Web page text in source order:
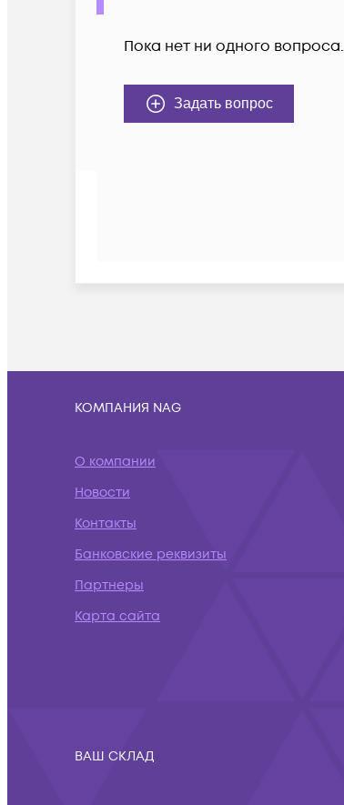
Пока нет ни одного вопроса.
Задать вопрос
КОМПАНИЯ NAG
О компании
Новости
Контакты
Банковские реквизиты
Партнеры
Карта сайта
ВАШ СКЛАД